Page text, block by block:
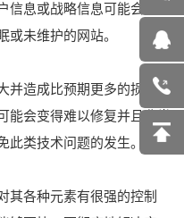
息或战略信息可能会面临
或未维护的网站。
并造成比预期更多的损害。
会变得难以修复并且非常
此类技术问题的发生。
其各种元素有很强的控制